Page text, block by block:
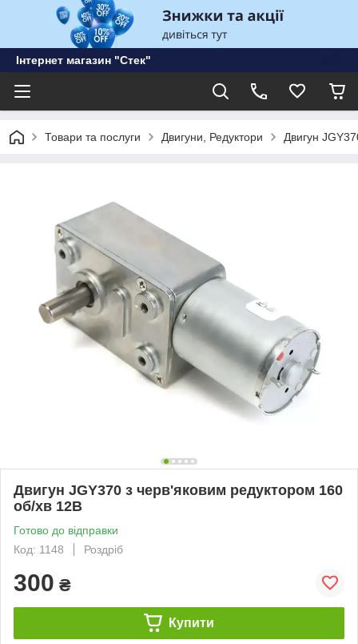
Інтернет магазин "Стек"
Товари та послуги Двигуни, Редуктори Двигун
Двигун JGY370 з черв'яковим редуктором 160
об/хв 12В
Готово до відправки
Код: 1148
Роздріб
300 ₴
Купити